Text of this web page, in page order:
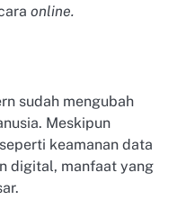
online.
sudah mengubah
Meskipun
keamanan data
digital, manfaat yang